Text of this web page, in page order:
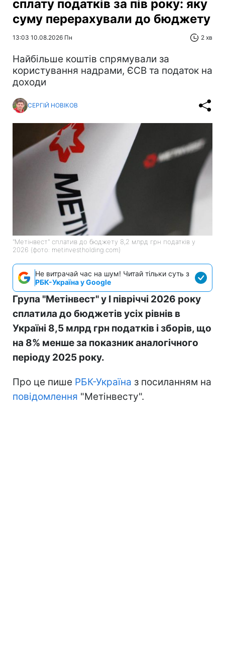
сплату податків за пів року: яку
суму перерахували до бюджету
13:03 10.08.2026 Пн 2 хв
Найбільше коштів спрямували за
користування надрами, ЄСВ та податок на
доходи
СЕРГІЙ НОВІКОВ
"Метінвест" сплатив до бюджету 8,2 млрд грн податків у
2026 (фото: metinvestholding.com)
Не витрачай час на шум! Читай тільки суть з
РБК-Україна у Google
Група "Метінвест" у I півріччі 2026 року
сплатила до бюджетів усіх рівнів в
Україні 8,5 млрд грн податків і зборів, що
на 8% менше за показник аналогічного
періоду 2025 року.
Про це пише РБК-Україна з посиланням на
повідомлення "Метінвесту".